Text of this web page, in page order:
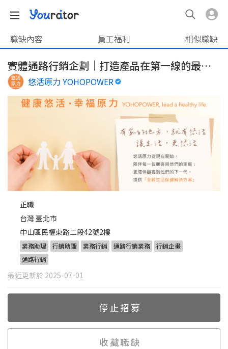
職缺內容 員工福利 相似職缺
實體通路行銷企劃｜打造產品在第一線的最佳舞臺
悠活原力 YOHOPOWER
正職
台灣 臺北市
中山區民權東路二段42號2樓
業務助理 行銷助理 業務行銷 通路行銷業務
行銷企畫
通路行銷
最近更新於 2025-07-01
停止招募
收藏職缺